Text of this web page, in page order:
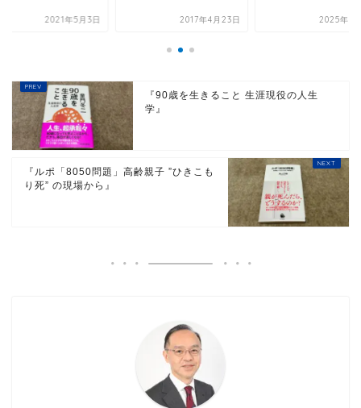
2017年4月23日 2025年5月14日 2021年5
『90歳を生きること 生涯現役の人生
学』
『ルポ「8050問題」高齢親子 ”ひきこも
り死” の現場から』